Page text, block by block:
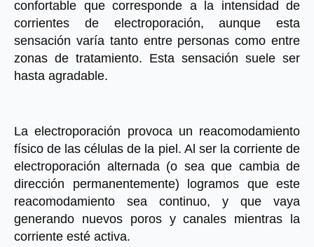
confortable que corresponde a la intensidad de
corrientes de electroporación, aunque esta
sensación varía tanto entre personas como entre
zonas de tratamiento. Esta sensación suele ser
hasta agradable.
La electroporación provoca un reacomodamiento
físico de las células de la piel. Al ser la corriente de
electroporación alternada (o sea que cambia de
dirección permanentemente) logramos que este
reacomodamiento sea continuo, y que vaya
generando nuevos poros y canales mientras la
corriente esté activa.